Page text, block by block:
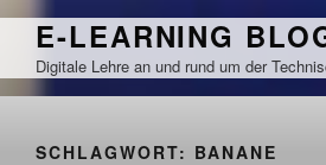
Zum
springen
E-LEARNING
Digitale Lehre an und rund um der
SCHLAGWORT: BANANE